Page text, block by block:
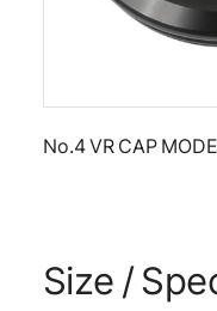
No.4 VR CAP
Size /